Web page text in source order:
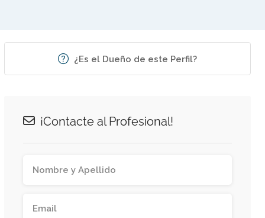
¿Es el Dueño de este Perfil?
¡Contacte al Profesional!